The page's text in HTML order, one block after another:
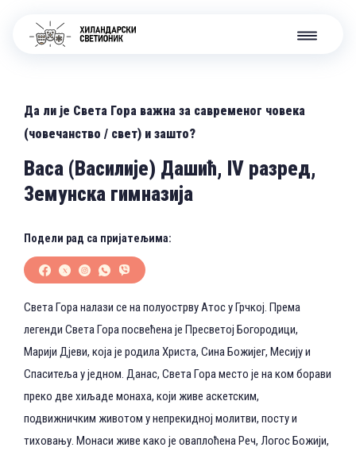
Да ли је Света Гора важна за савременог човека
(човечанство / свет) и зашто?
Васа (Василије) Дашић, IV разред,
Земунска гимназија
Подели рад са пријатељима:
Света Гора налази се на полуострву Атос у Грчкој. Према
легенди Света Гора посвећена је Пресветој Богородици,
Марији Дјеви, која је родила Христа, Сина Божијег, Месију и
Спаситеља у једном. Данас, Света Гора место је на ком борави
преко две хиљаде монаха, који живе аскетским,
подвижничким животом у непрекидној молитви, посту и
тиховању. Монаси живе како је оваплоћена Реч, Логос Божији,